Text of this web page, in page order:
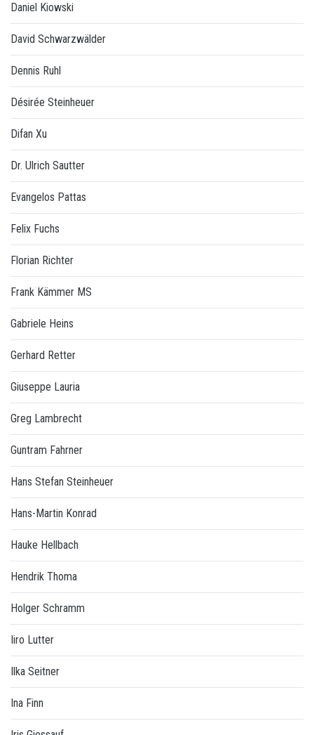
Daniel Kiowski
David Schwarzwälder
Dennis Ruhl
Désirée Steinheuer
Difan Xu
Dr. Ulrich Sautter
Evangelos Pattas
Felix Fuchs
Florian Richter
Frank Kämmer MS
Gabriele Heins
Gerhard Retter
Giuseppe Lauria
Greg Lambrecht
Guntram Fahrner
Hans Stefan Steinheuer
Hans-Martin Konrad
Hauke Hellbach
Hendrik Thoma
Holger Schramm
Iiro Lutter
Ilka Seitner
Ina Finn